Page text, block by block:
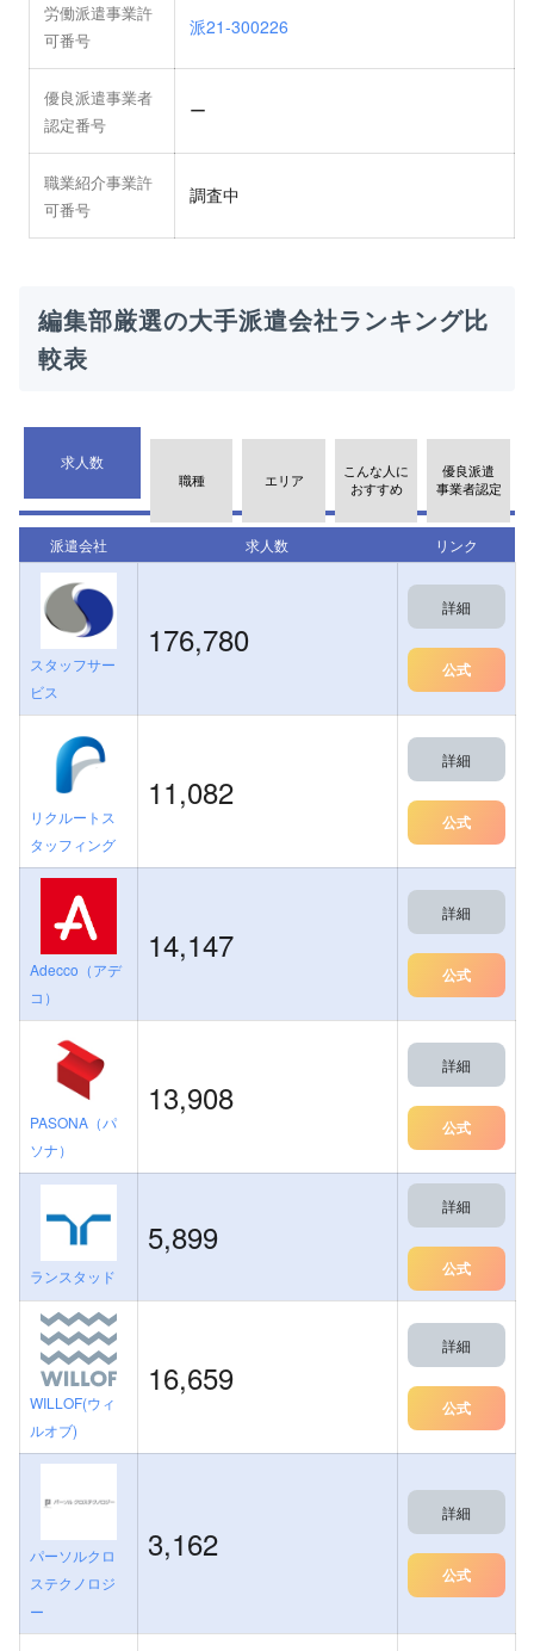
労働派遣事業許
可番号
派21-300226
優良派遣事業者
認定番号
ー
職業紹介事業許
可番号
調査中
編集部厳選の大手派遣会社ランキング比
較表
求人数
職種 エリア
こんな人に
おすすめ
優良派遣
事業者認定
派遣会社 求人数 リンク
スタッフサー
ビス
176,780
詳細
公式
リクルートス
タッフィング
11,082
詳細
公式
Adecco（アデ
コ）
14,147
詳細
公式
PASONA（パ
ソナ）
13,908
詳細
公式
ランスタッド
5,899
詳細
公式
WILLOF(ウィ
ルオブ)
16,659
詳細
公式
パーソルクロ
ステクノロジ
ー
3,162
詳細
公式